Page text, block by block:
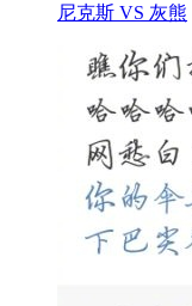
尼克斯 VS 灰熊